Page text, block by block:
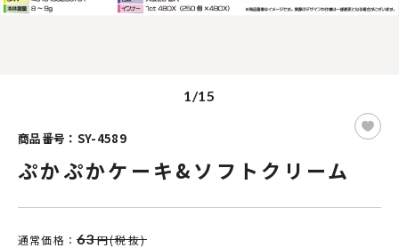
1/15
商品番号：SY-4589
ぷかぷかケーキ&ソフトクリーム
通常価格： 63円(税抜)